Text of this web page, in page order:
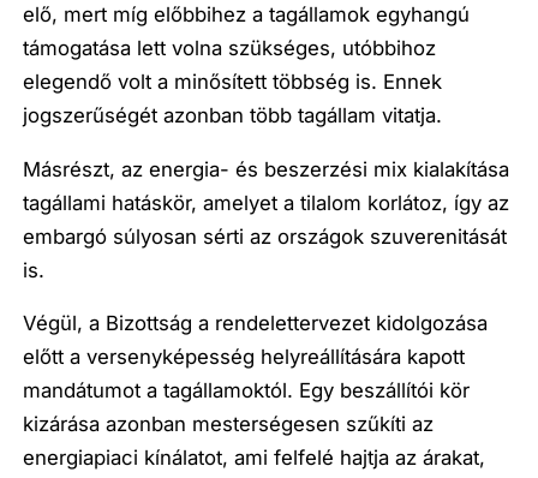
elő, mert míg előbbihez a tagállamok egyhangú
támogatása lett volna szükséges, utóbbihoz
elegendő volt a minősített többség is. Ennek
jogszerűségét azonban több tagállam vitatja.
Másrészt, az energia- és beszerzési mix kialakítása
tagállami hatáskör, amelyet a tilalom korlátoz, így az
embargó súlyosan sérti az országok szuverenitását
is.
Végül, a Bizottság a rendelettervezet kidolgozása
előtt a versenyképesség helyreállítására kapott
mandátumot a tagállamoktól. Egy beszállítói kör
kizárása azonban mesterségesen szűkíti az
energiapiaci kínálatot, ami felfelé hajtja az árakat,